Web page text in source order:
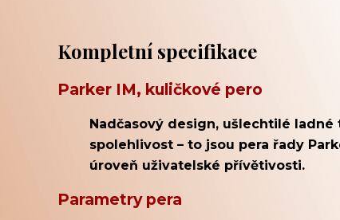
Kompletní specifikace
Parker IM, kuličkové pero
Nadčasový design, ušlechtilé
spolehlivost – to jsou pera řady
úroveň uživatelské přívětivosti.
Parametry pera